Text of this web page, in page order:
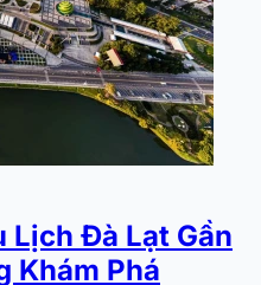
Lịch Đà Lạt Gần
Khám Phá